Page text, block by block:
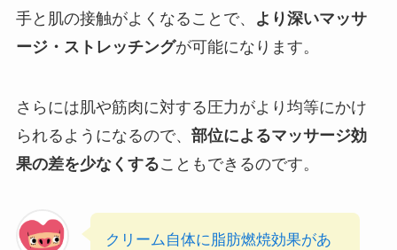
手と肌の接触がよくなることで、
より深いマッサ
ージ・ストレッチングが可能になります。
さらには肌や筋肉に対する圧力がより均等にかけ
られるようになるので、 部位によるマッサージ効
果の差を少なくすることもできるのです。
クリーム自体に脂肪燃焼効果があ